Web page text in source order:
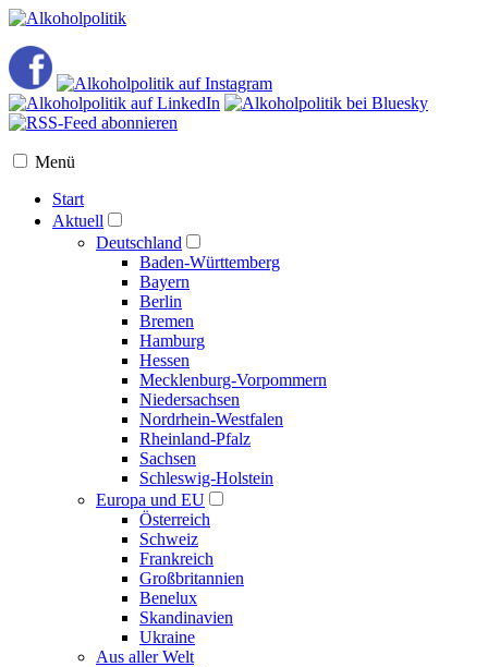
Menü
Start
Aktuell
Deutschland
Baden-Württemberg
Bayern
Berlin
Bremen
Hamburg
Hessen
Mecklenburg-Vorpommern
Niedersachsen
Nordrhein-Westfalen
Rheinland-Pfalz
Sachsen
Schleswig-Holstein
Europa und EU
Österreich
Schweiz
Frankreich
Großbritannien
Benelux
Skandinavien
Ukraine
Aus aller Welt